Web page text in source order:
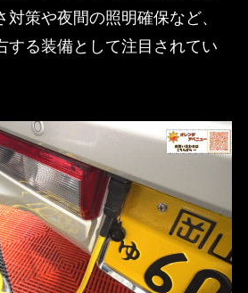
策や夜間の照明確保など、
する装備として注目されてい